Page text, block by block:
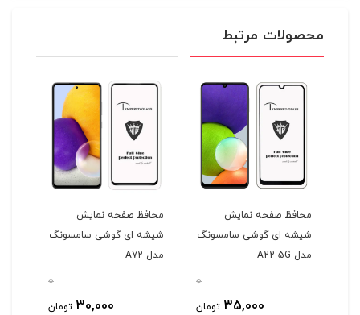
محصولات مرتبط
محافظ صفحه نمایش
شیشه ای گوشی سامسونگ
مدل A22 5G
0
35,000 تومان
محافظ صفحه نمایش
شیشه ای گوشی سامسونگ
مدل A72
0
30,000 تومان